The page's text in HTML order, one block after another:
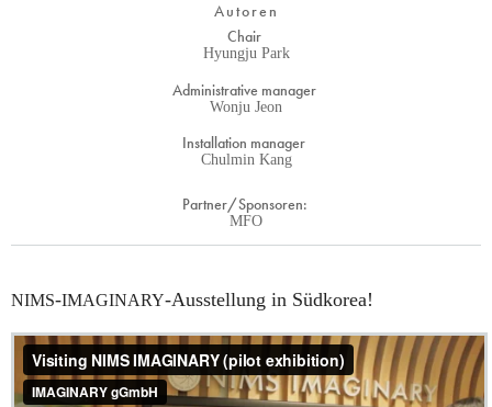
Autoren
Chair
Hyungju Park
Administrative manager
Wonju Jeon
Installation manager
Chulmin Kang
Partner/Sponsoren:
MFO
NIMS-IMAGINARY-Ausstellung in Südkorea!